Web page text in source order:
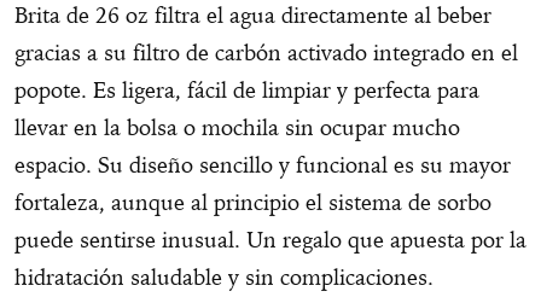
Brita de 26 oz filtra el agua directamente al beber
gracias a su filtro de carbón activado integrado en el
popote. Es ligera, fácil de limpiar y perfecta para
llevar en la bolsa o mochila sin ocupar mucho
espacio. Su diseño sencillo y funcional es su mayor
fortaleza, aunque al principio el sistema de sorbo
puede sentirse inusual. Un regalo que apuesta por la
hidratación saludable y sin complicaciones.